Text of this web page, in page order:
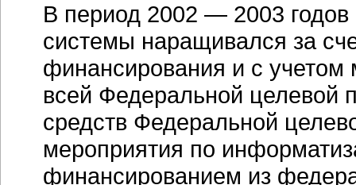
В период 2002 — 2003
системы наращивался за
финансирования и с
всей Федеральной целевой
средств Федеральной
мероприятия по
финансированием из